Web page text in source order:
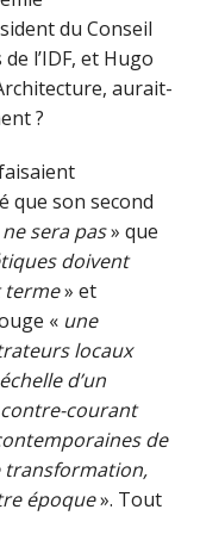
du Conseil
l’IDF, et Hugo
aurait-
?
que son second
sera pas» que
doivent
terme» et
« une
locaux
d’un
courant
de
transformation,
époque». Tout